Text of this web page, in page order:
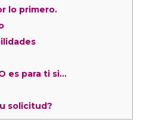
lo primero.
es para ti si…
solicitud?